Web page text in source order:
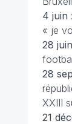
4 juin
« je
28 juin
28
XXIII
21